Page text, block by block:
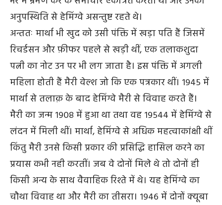
अनुपस्थिति से हेमिंग्वे असन्तुष्ट रहते थे।
अन्ततः मार्था भी खुद को उसी पंक्ति में खड़ा पति हैं जिसमें
रिचर्डसन और फ़ीफर पहले से खड़ी थीं, एक तलाकशुदा
पत्नी का नोट उन पर भी लग जाता है। इस पंक्ति में अगली
महिला होती हैं मैरी वेल्श जो कि एक पत्रकार थीं। १९४५ में
मार्था से तलाक़ के बाद हेमिंग्वे मैरी से विवाह करते हैं।
मैरी का जन्म १९०८ में हुआ था तथा वह १९५४४ में हेमिंग्वे से
लंदन में मिली थीं। मार्था, हेमिंग्वे से अधिक महत्वाकांक्षी थीं
किंतु मैरी उनसे किसी प्रकार की प्रसिद्धि हासिल करने का
प्रयास कभी नही करतीं। जब वे दोनों मिले थे तो दोनों ही
किसी अन्य के साथ वैवाहिक रिश्ते में थे। यह हेमिंग्वे का
चौथा विवाह था और मैरी का तीसरा। १९४६ में दोनों क्यूबा